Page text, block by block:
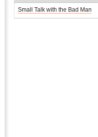
Small Talk with the Bad Man